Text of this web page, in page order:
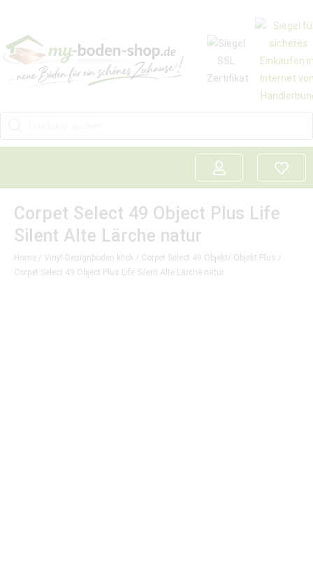
Corpet Select 49 Object Plus Life
Silent Alte Lärche natur
Home / Vinyl-Designboden klick / Corpet Select 49 Objekt/ Objekt Plus /
Corpet Select 49 Object Plus Life Silent Alte Lärche natur